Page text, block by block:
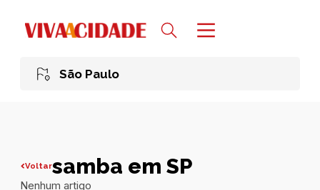
São Paulo
Voltarsamba em SP
Nenhum artigo